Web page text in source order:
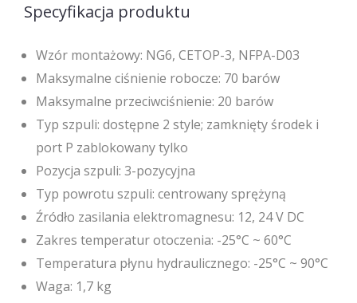
Specyfikacja produktu
Wzór montażowy: NG6, CETOP-3, NFPA-D03
Maksymalne ciśnienie robocze: 70 barów
Maksymalne przeciwciśnienie: 20 barów
Typ szpuli: dostępne 2 style; zamknięty środek i
port P zablokowany tylko
Pozycja szpuli: 3-pozycyjna
Typ powrotu szpuli: centrowany sprężyną
Źródło zasilania elektromagnesu: 12, 24 V DC
Zakres temperatur otoczenia: -25°C ~ 60°C
Temperatura płynu hydraulicznego: -25°C ~ 90°C
Waga: 1,7 kg